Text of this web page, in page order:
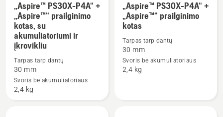
Žiūrėti
daugiau
detalių
apie
„Aspire™
PS30X-
P4A“
„Aspire™ PS30X-P4A“ +
„Aspire™“ prailginimo
kotas, su
akumuliatoriumi ir
įkrovikliu
Tarpas tarp dantų
30 mm
Svoris be akumuliatoriaus
2,4 kg
Žiūrėti
daugiau
apie
„Aspire™
PS30X-
„Aspire™ PS30X-P4A“ +
„Aspire™“ prailginimo
kotas
Tarpas tarp dantų
30 mm
Svoris be akumuliatoriaus
2,4 kg